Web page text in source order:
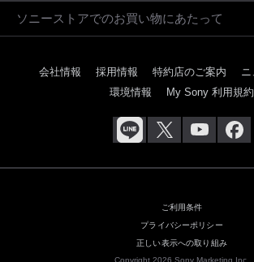
ソニーストアでのお買い物にあたって
会社情報 採用情報 特約店のご案内
環境情報
My Sony 利用規約
ご利用条件
プライバシーポリシー
正しい表示への取り組み
Copyright 2026 Sony Marketing Inc.